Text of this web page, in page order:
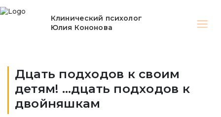
Клинический психолог
Юлия Кононова
Дцать подходов к своим
детям! …дцать подходов к
двойняшкам